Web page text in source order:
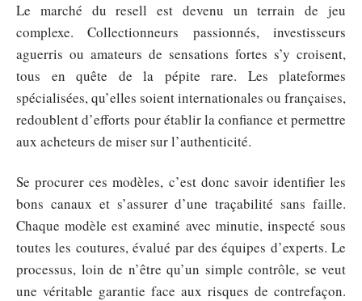
Le marché du resell est devenu un terrain de jeu
complexe. Collectionneurs passionnés, investisseurs
aguerris ou amateurs de sensations fortes s’y croisent,
tous en quête de la pépite rare. Les plateformes
spécialisées, qu’elles soient internationales ou françaises,
redoublent d’efforts pour établir la confiance et permettre
aux acheteurs de miser sur l’authenticité.
Se procurer ces modèles, c’est donc savoir identifier les
bons canaux et s’assurer d’une traçabilité sans faille.
Chaque modèle est examiné avec minutie, inspecté sous
toutes les coutures, évalué par des équipes d’experts. Le
processus, loin de n’être qu’un simple contrôle, se veut
une véritable garantie face aux risques de contrefaçon.